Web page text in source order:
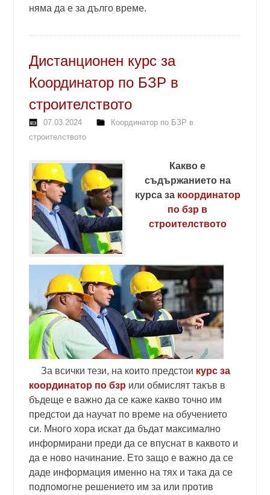
няма да е за дълго време.
Дистанционен курс за
Координатор по БЗР в
строителството
07.03.2024
Координатор по БЗР в
строителството
Какво е
съдържанието на
курса закоординатор
по бзр в
строителството
За всички тези, на които предстои курс за
координатор по бзр или обмислят такъв в
бъдеще е важно да се каже какво точно им
предстои да научат по време на обучението
си. Много хора искат да бъдат максимално
информирани преди да се впуснат в каквото и
да е ново начинание. Ето защо е важно да се
даде информация именно на тях и така да се
подпомогне решението им за или против